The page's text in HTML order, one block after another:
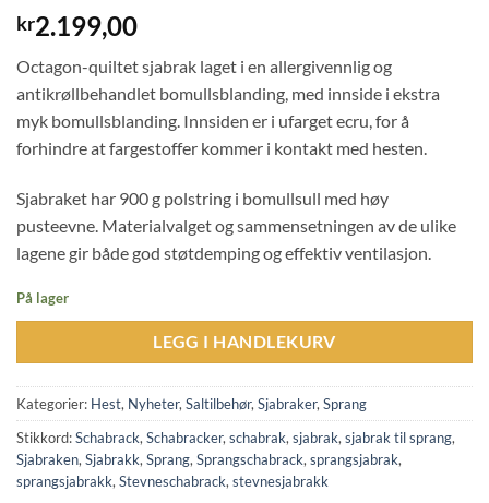
kr2.199,00
Octagon-quiltet sjabrak laget i en allergivennlig og
antikrøllbehandlet bomullsblanding, med innside i ekstra
myk bomullsblanding. Innsiden er i ufarget ecru, for å
forhindre at fargestoffer kommer i kontakt med hesten.
Sjabraket har 900 g polstring i bomullsull med høy
pusteevne. Materialvalget og sammensetningen av de ulike
lagene gir både god støtdemping og effektiv ventilasjon.
På lager
LEGG I HANDLEKURV
Kategorier: Hest, Nyheter, Saltilbehør, Sjabraker, Sprang
Stikkord:Schabrack, Schabracker, schabrak, sjabrak, sjabrak til sprang,
Sjabraken, Sjabrakk, Sprang, Sprangschabrack, sprangsjabrak,
sprangsjabrakk, Stevneschabrack, stevnesjabrakk